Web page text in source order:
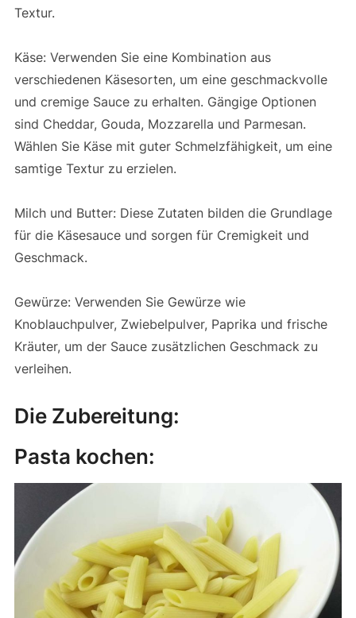
Textur.
Käse: Verwenden Sie eine Kombination aus
verschiedenen Käsesorten, um eine geschmackvolle
und cremige Sauce zu erhalten. Gängige Optionen
sind Cheddar, Gouda, Mozzarella und Parmesan.
Wählen Sie Käse mit guter Schmelzfähigkeit, um eine
samtige Textur zu erzielen.
Milch und Butter: Diese Zutaten bilden die Grundlage
für die Käsesauce und sorgen für Cremigkeit und
Geschmack.
Gewürze: Verwenden Sie Gewürze wie
Knoblauchpulver, Zwiebelpulver, Paprika und frische
Kräuter, um der Sauce zusätzlichen Geschmack zu
verleihen.
Die Zubereitung:
Pasta kochen: